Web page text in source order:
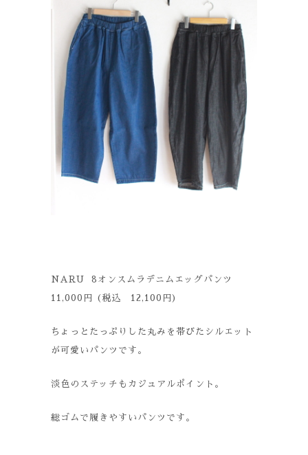
NARU 8オンスムラデニムエッグパンツ
11,000円 (税込 12,100円)
ちょっとたっぷりした丸みを帯びたシルエット
が可愛いパンツです。
淡色のステッチもカジュアルポイント。
総ゴムで履きやすいパンツです。